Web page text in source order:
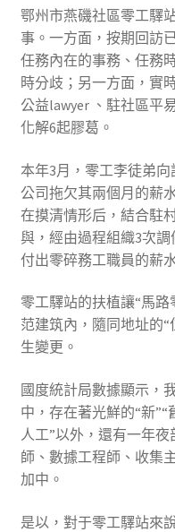
鄂州市燕磯社區零工驛
事。一方面，按期回訪
任務內在的事務、任務
時分歧；另一方面，實
公益lawyer 、駐社區平
化解6起膠葛。
本年3月，零工李徒弟
公司拖欠其兩個月的薪
在摸清情形后，結合駐
與，經由過程組織3次
付出零碎務工職員的薪
零工驛站的扶植讓“馬
范建筑內，隨同地址的
生變更。
國度統計局數據顯示，
中，存在著光鮮的“新
人工”以外，還有一年
師、數據工程師、收集
加中。
是以，對于零工驛站來